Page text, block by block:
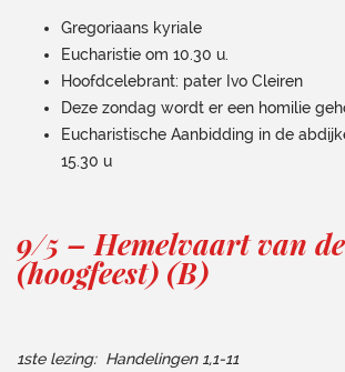
Gregoriaans kyriale
Eucharistie om 10.30 u.
Hoofdcelebrant: pater Ivo Cleiren
Deze zondag wordt er een homilie
Eucharistische Aanbidding in de
15.30 u
9/5 – Hemelvaart van
(hoogfeest) (B)
1ste lezing: Handelingen 1,1-11